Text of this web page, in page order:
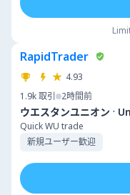
RapidTrader
4.93
1.9k取引 2時間前
ウエスタンユニオン ·
Quick WU trade
新規ユーザー歓迎